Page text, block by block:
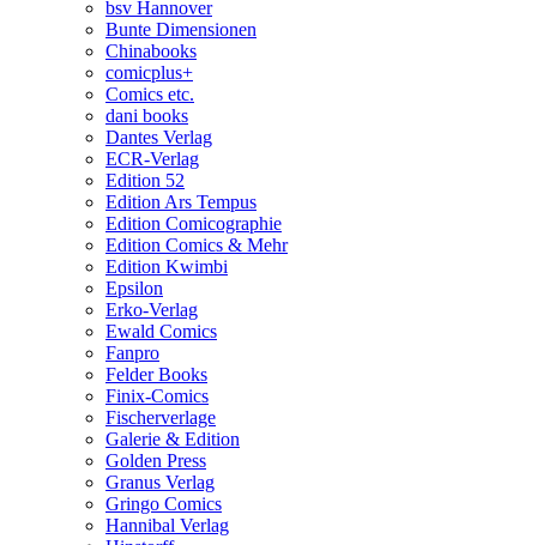
bsv Hannover
Bunte Dimensionen
Chinabooks
comicplus+
Comics etc.
dani books
Dantes Verlag
ECR-Verlag
Edition 52
Edition Ars Tempus
Edition Comicographie
Edition Comics & Mehr
Edition Kwimbi
Epsilon
Erko-Verlag
Ewald Comics
Fanpro
Felder Books
Finix-Comics
Fischerverlage
Galerie & Edition
Golden Press
Granus Verlag
Gringo Comics
Hannibal Verlag